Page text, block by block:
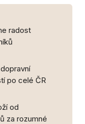
radost
po celé ČR
od
za rozumné